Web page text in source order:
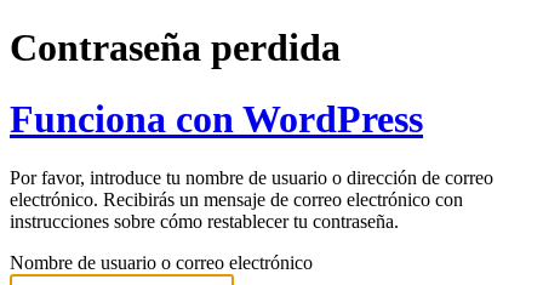
Contraseña perdida
Funciona con WordPress
Por favor, introduce tu nombre de usuario o dirección de correo
electrónico. Recibirás un mensaje de correo electrónico con
instrucciones sobre cómo restablecer tu contraseña.
Nombre de usuario o correo electrónico